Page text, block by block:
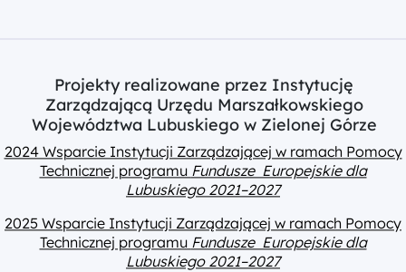
Projekty realizowane przez Instytucję
Zarządzającą Urzędu Marszałkowskiego
Województwa Lubuskiego w Zielonej Górze
2024 Wsparcie Instytucji Zarządzającej w ramach Pomocy
Technicznej programu Fundusze Europejskie dla
Lubuskiego 2021–2027
2025 Wsparcie Instytucji Zarządzającej w ramach Pomocy
Technicznej programu Fundusze Europejskie dla
Lubuskiego 2021–2027